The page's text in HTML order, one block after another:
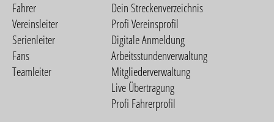
Fahrer
Vereinsleiter
Serienleiter
Fans
Teamleiter
Dein Streckenverzeichnis
Profi Vereinsprofil
Digitale Anmeldung
Arbeitsstundenverwaltung
Mitgliederverwaltung
Live Übertragung
Profi Fahrerprofil